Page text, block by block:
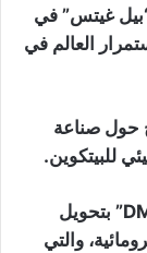
غيتس” في
العالم في
حول صناعة
للبيتكوين.
ستقوم كل من “Argo Blockchain” و “DMG” بتحويل
والتي